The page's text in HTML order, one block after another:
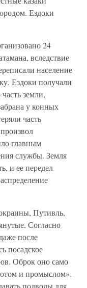
Ездоки
24
вследствие
население
Ездоки получали
земли,
у конных
часть
главным
службы. Земля
и ее передел
Путивль,
Согласно
после
посадское
Оброк оно само
и промыслом».
подводы для